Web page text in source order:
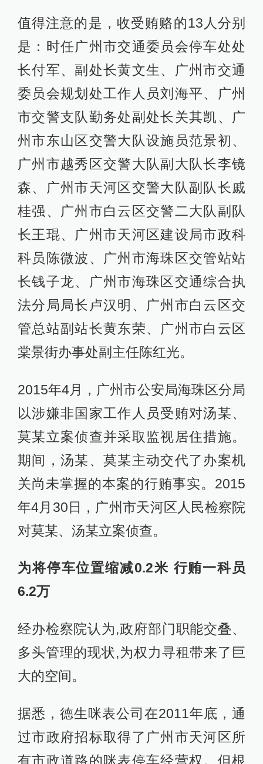
值得注意的是，收受贿赂的13人分别
是：时任广州市交通委员会停车处处
长付军、副处长黄文生、广州市交通
委员会规划处工作人员刘海平、广州
市交警支队勤务处副处长关其凯、广
州市东山区交警大队设施员范景初、
广州市越秀区交警大队副大队长李镜
森、广州市天河区交警大队副队长戚
桂强、广州市白云区交警二大队副队
长王琨、广州市天河区建设局市政科
科员陈微波、广州市海珠区交管站站
长钱子龙、广州市海珠区交通综合执
法分局局长卢汉明、广州市白云区交
管总站副站长黄东荣、广州市白云区
棠景街办事处副主任陈红光。
2015年4月，广州市公安局海珠区分局
以涉嫌非国家工作人员受贿对汤某、
莫某立案侦查并采取监视居住措施。
期间，汤某、莫某主动交代了办案机
关尚未掌握的本案的行贿事实。2015
年4月30日，广州市天河区人民检察院
对莫某、汤某立案侦查。
为将停车位置缩减0.2米 行贿一科员
6.2万
经办检察院认为,政府部门职能交叠、
多头管理的现状,为权力寻租带来了巨
大的空间。
据悉，德生咪表公司在2011年底，通
过市政府招标取得了广州市天河区所
有市政道路的咪表停车经营权。但根